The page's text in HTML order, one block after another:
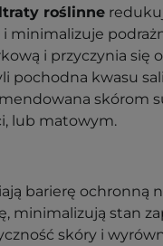
roślinne
minimalizuje
i przyczynia się o
pochodna kwasu
skórom
lub matowym.
barierę ochronną
minimalizują stan
skóry i